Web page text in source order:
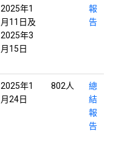
2025年1
月11日及
2025年3
月15日
報
告
2025年1
月24日
802人
總
結
報
告